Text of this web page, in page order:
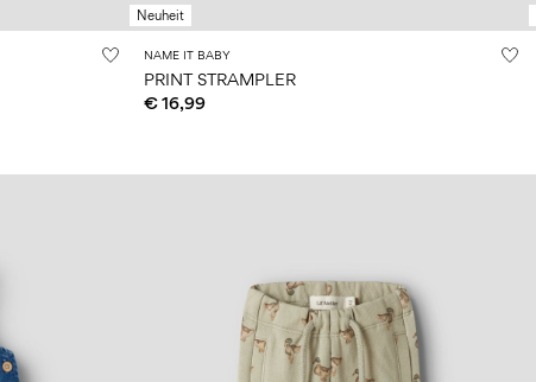
Neuheit
NAME IT BABY
PRINT STRAMPLER
€ 16,99